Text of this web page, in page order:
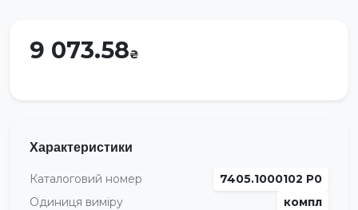
9 073.58
Характеристики
Каталоговий номер
7405.1000102 Р0
Одиниця виміру
компл